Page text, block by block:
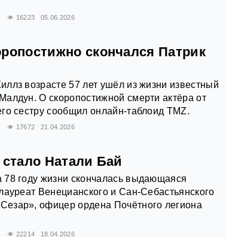
16223 05.06.2026
скончался Патрик
возрасте 57 лет ушёл из жизни известный
О скоропостижной смерти актёра от
сестру сообщил онлайн-таблоид TMZ.
17672 21.04.2026
Натали Бай
году жизни скончалась выдающаяся
Венецианского и Сан-Себастьянского
офицер ордена Почётного легиона
22214 18.04.2026